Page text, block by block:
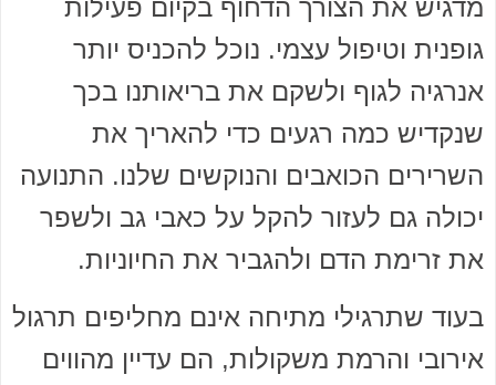
מדגיש את הצורך הדחוף בקיום פעילות
גופנית וטיפול עצמי. נוכל להכניס יותר
אנרגיה לגוף ולשקם את בריאותנו בכך
שנקדיש כמה רגעים כדי להאריך את
השרירים הכואבים והנוקשים שלנו. התנועה
יכולה גם לעזור להקל על כאבי גב ולשפר
את זרימת הדם ולהגביר את החיוניות.
בעוד שתרגילי מתיחה אינם מחליפים תרגול
אירובי והרמת משקולות, הם עדיין מהווים